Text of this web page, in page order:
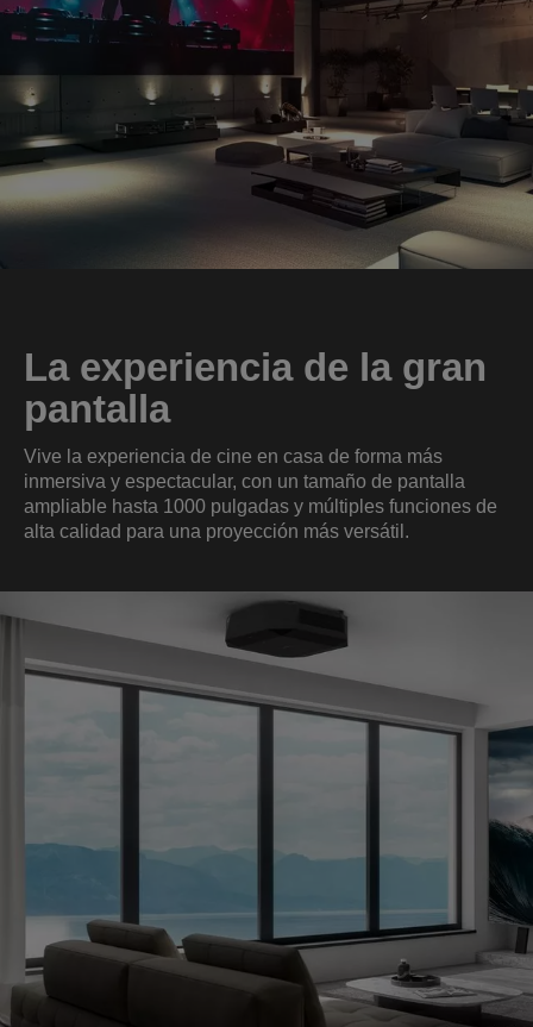
La experiencia de la gran
pantalla
Vive la experiencia de cine en casa de forma más
inmersiva y espectacular, con un tamaño de pantalla
ampliable hasta 1000 pulgadas y múltiples funciones de
alta calidad para una proyección más versátil.